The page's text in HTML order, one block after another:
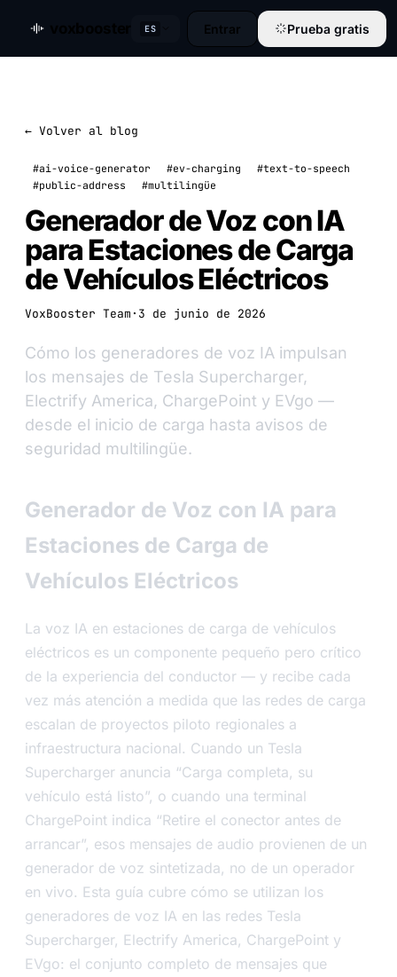
ES Entrar Prueba gratis
← Volver al blog
#ai-voice-generator #ev-charging
#text-to-speech
#public-address
#multilingüe
Generador de Voz con IA
para Estaciones de Carga
de Vehículos Eléctricos
VoxBooster Team · 3 de junio de 2026
Cómo los generadores de voz IA impulsan
los mensajes de Tesla Supercharger,
Electrify America, ChargePoint y EVgo —
desde el inicio de carga hasta avisos de
seguridad multilingüe.
Generador de Voz con IA para
Estaciones de Carga de
Vehículos Eléctricos
La voz IA en estaciones de carga de vehículos
eléctricos es un componente pequeño pero crítico
de la experiencia del conductor — y recibe cada
vez más atención a medida que las redes de carga
escalan de proyectos piloto regionales a
infraestructura nacional. Cuando un Tesla
Supercharger anuncia “Carga completa, su
vehículo está listo”, o cuando una terminal
ChargePoint indica “Retire el conector antes de
arrancar”, esos mensajes de audio provienen de un
generador de voz sintetizada, no de un operador
en vivo. Esta guía cubre cómo se utilizan los
generadores de voz IA en las redes Tesla
Supercharger, Electrify America, ChargePoint y
EVgo: el conjunto completo de mensajes que